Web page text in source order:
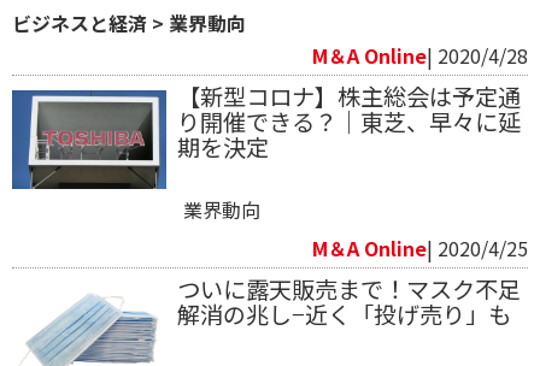
ビジネスと経済 > 業界動向
M＆A Online| 2020/4/28
【新型コロナ】株主総会は予定通
り開催できる？｜東芝、早々に延
期を決定
業界動向
M＆A Online| 2020/4/25
ついに露天販売まで！マスク不足
解消の兆し−近く「投げ売り」も